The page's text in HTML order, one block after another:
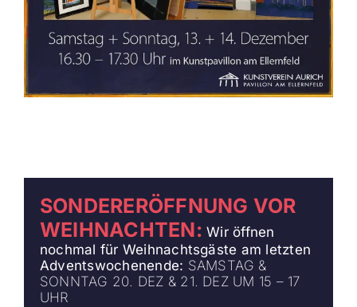
SONDERERÖFFNUNG VOR
WEIHNACHTEN: Wir öffnen
nochmal für Weihnachtsgäste am letzten
Adventswochenende: SAMSTAG &
SONNTAG 20. DEZ & 21. DEZ UM 15 – 17
UHR